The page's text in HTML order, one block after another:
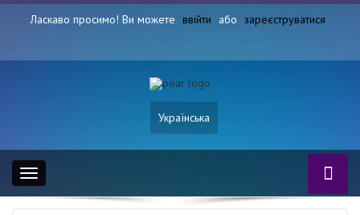
Ласкаво просимо! Ви можете ввійти або зареєструватися
Українська
Toggle
navigation